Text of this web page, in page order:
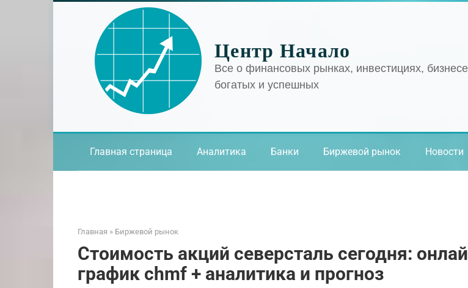
Центр Начало
Все о финансовых рынках, инвестициях,
богатых и успешных
Главная страница Аналитика Банки Биржевой рынок Новости
Главная » Биржевой рынок
Стоимость акций северсталь сегодня:
график chmf + аналитика и прогноз